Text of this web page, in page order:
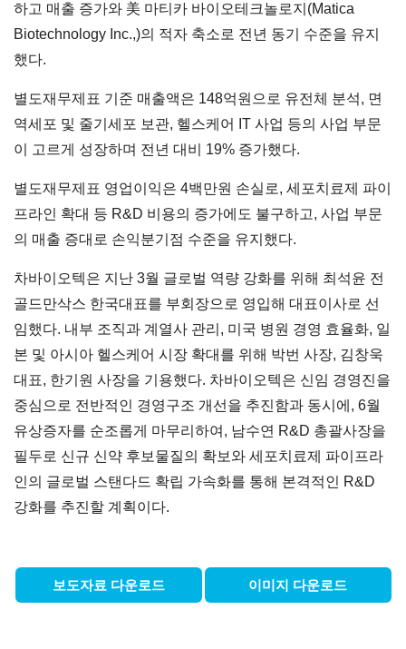
하고 매출 증가와 美 마티카 바이오테크놀로지(Matica
Biotechnology Inc.,)의 적자 축소로 전년 동기 수준을 유지
했다.
별도재무제표 기준 매출액은 148억원으로 유전체 분석, 면
역세포 및 줄기세포 보관, 헬스케어 IT 사업 등의 사업 부문
이 고르게 성장하며 전년 대비 19% 증가했다.
별도재무제표 영업이익은 4백만원 손실로, 세포치료제 파이
프라인 확대 등 R&D 비용의 증가에도 불구하고, 사업 부문
의 매출 증대로 손익분기점 수준을 유지했다.
차바이오텍은 지난 3월 글로벌 역량 강화를 위해 최석윤 전
골드만삭스 한국대표를 부회장으로 영입해 대표이사로 선
임했다. 내부 조직과 계열사 관리, 미국 병원 경영 효율화, 일
본 및 아시아 헬스케어 시장 확대를 위해 박번 사장, 김창욱
대표, 한기원 사장을 기용했다. 차바이오텍은 신임 경영진을
중심으로 전반적인 경영구조 개선을 추진함과 동시에, 6월
유상증자를 순조롭게 마무리하여, 남수연 R&D 총괄사장을
필두로 신규 신약 후보물질의 확보와 세포치료제 파이프라
인의 글로벌 스탠다드 확립 가속화를 통해 본격적인 R&D
강화를 추진할 계획이다.
보도자료 다운로드 이미지 다운로드